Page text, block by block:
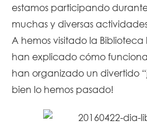
estamos participando
muchas y diversas
A hemos visitado la
han explicado cómo
han organizado un divertido
bien lo hemos pasado!